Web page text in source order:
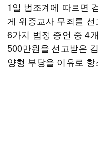
1일 법조계에 따르면
게 위증교사 무죄를
6가지 법정 증언 중 4
500만원을 선고받은
양형 부당을 이유로 항